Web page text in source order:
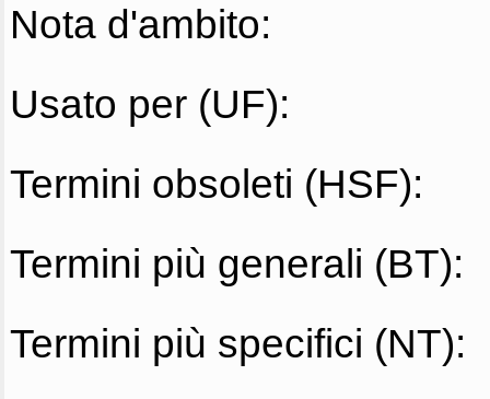
Nota d'ambito:
Usato per (UF):
Termini obsoleti (HSF):
Termini più generali (BT):
Termini più specifici (NT):